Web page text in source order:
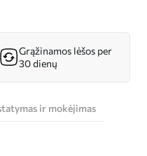
Grąžinamos lėšos per
30 dienų
ir mokėjimas